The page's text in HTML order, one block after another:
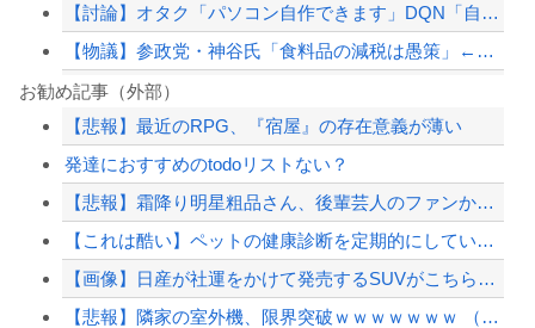
【討論】オタク「パソコン自作できます」DQN「自分で車やバイクいじれます」
【物議】参政党・神谷氏「食料品の減税は愚策」←じゃあ他にどんな経済対策があるんだ...
【鬼滅の刃】アニオリ柱と上弦見たかった
20代「50年ローンでええやろ」←これマジ？？？
韓国警察、大韓サッカー協会を家宅捜索 代表監督選考巡り
【配信者】「金バエ」のSNS更新が1週間途絶え、様々な憶測が飛び交う。1週間ぶり...
【緊急速報】NYで警官が黒人男性の首を絞め、暴動第二波不可避へ
お勧め記事（外部）
【悲報】最近のRPG、『宿屋』の存在意義が薄い
発達におすすめのtodoリストない？
【悲報】霜降り明星粗品さん、後輩芸人のファンから苦言を呈されブチギレ発狂…
【これは酷い】ペットの健康診断を定期的にしていない人、その理由が終わっていた…「...
【画像】日産が社運をかけて発売するSUVがこちらです‥‥
【悲報】隣家の室外機、限界突破ｗｗｗｗｗｗｗ （※画像あり）